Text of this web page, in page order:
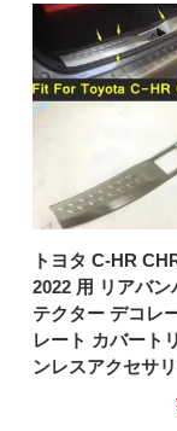
トヨタ C-HR
2022 用 リアバン
テクター デコレ
レート カバート
ンレスアクセサ